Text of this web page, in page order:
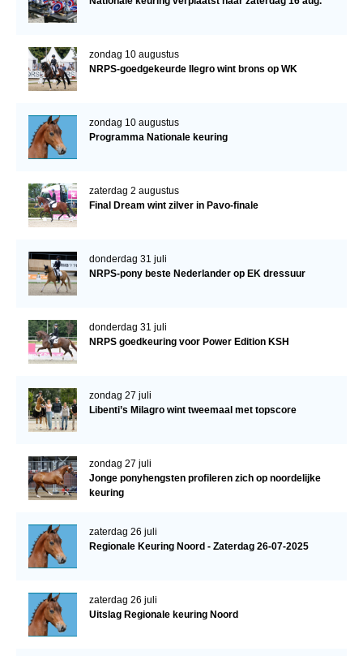
zondag 10 augustus
NRPS-goedgekeurde Ilegro wint brons op WK
zondag 10 augustus
Programma Nationale keuring
zaterdag 2 augustus
Final Dream wint zilver in Pavo-finale
donderdag 31 juli
NRPS-pony beste Nederlander op EK dressuur
donderdag 31 juli
NRPS goedkeuring voor Power Edition KSH
zondag 27 juli
Libenti’s Milagro wint tweemaal met topscore
zondag 27 juli
Jonge ponyhengsten profileren zich op noordelijke
keuring
zaterdag 26 juli
Regionale Keuring Noord - Zaterdag 26-07-2025
zaterdag 26 juli
Uitslag Regionale keuring Noord